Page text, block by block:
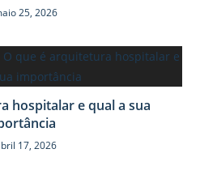
25, 2026
hospitalar e qual a sua
17, 2026